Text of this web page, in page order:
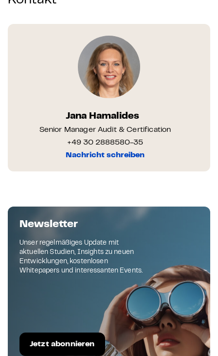
Jana Hamalides
Senior Manager Audit & Certification
+49 30 2888580-35
Nachricht schreiben
Newsletter
Unser regelmäßiges Update mit
aktuellen Studien, Insights zu neuen
Entwicklungen, kostenlosen
Whitepapers und interessanten Events.
Jetzt abonnieren